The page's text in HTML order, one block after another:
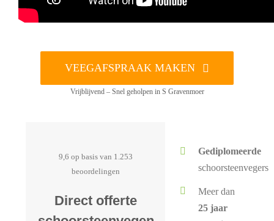
VEEGAFSPRAAK MAKEN
Vrijblijvend – Snel geholpen in S Gravenmoer
9,6 op basis van 1.253
beoordelingen
Direct offerte
Gediplomeerde
schoorsteenvegers
Meer dan
25 jaar